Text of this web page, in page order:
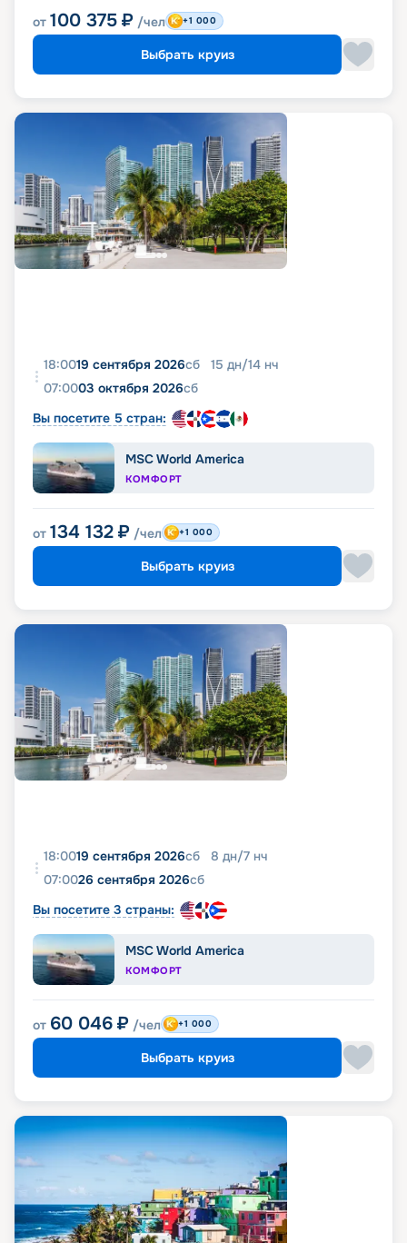
от 100 375 ₽ /чел +1 000
Выбрать круиз
18:0019 сентября 2026сб 15 дн/14 нч
07:0003 октября 2026сб
Вы посетите 5 стран:
MSC World America
КОМФОРТ
от 134 132 ₽ /чел +1 000
Выбрать круиз
18:0019 сентября 2026сб 8 дн/7 нч
07:0026 сентября 2026сб
Вы посетите 3 страны:
MSC World America
КОМФОРТ
от 60 046 ₽ /чел +1 000
Выбрать круиз